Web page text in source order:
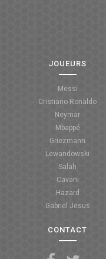
JOUEURS
Messi
Cristiano Ronaldo
Neymar
Mbappé
Griezmann
Lewandowski
Salah
Cavani
Hazard
Gabriel Jesus
CONTACT